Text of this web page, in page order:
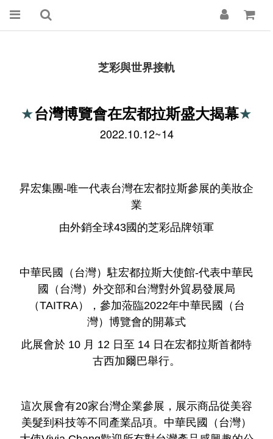
芝彩與世界接軌
★台灣博覽會在宏都拉斯盛大揭幕★
2022.10.12~14
昇宏集團-唯一代表台灣在宏都拉斯參展的美妝企
業
由外銷全球43國的芝彩品牌領軍
中華民國（台灣）駐宏都拉斯大使館-代表中華民
國（台灣）外交部和台灣對外貿易發展局
（TAITRA），參加蒞臨2022年中華民國（台
灣）博覽會的開幕式
此展會於 10 月 12 日至 14 日在宏都拉斯首都特
古西加爾巴舉行。
這次展會有20家台灣企業參展，展示商品從美容
美髮到科技等不同產業品項。中華民國（台灣）